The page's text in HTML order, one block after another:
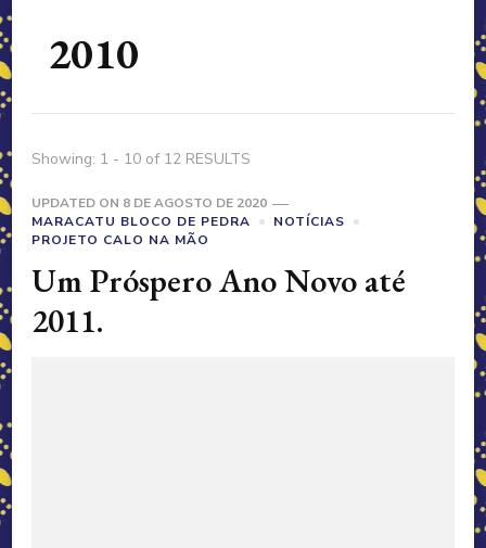
2010
Showing: 1 - 10 of 12 RESULTS
UPDATED ON 8 DE AGOSTO DE 2020
MARACATU BLOCO DE PEDRA
NOTÍCIAS
PROJETO CALO NA MÃO
Um Próspero Ano Novo até
2011.